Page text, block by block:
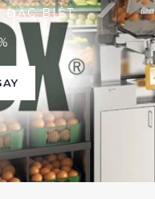
ĐẶC BIỆT